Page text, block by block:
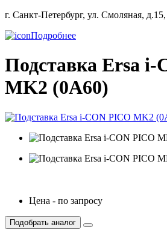
г. Санкт-Петербург, ул. Смоляная,
Подробнее
Подставка Ersa i-
MK2 (0A60)
Цена - по запросу
Подобрать аналог